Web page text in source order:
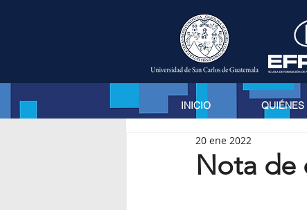
INICIO
Nota de
20 ene 2022